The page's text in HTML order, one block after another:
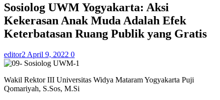
Sosiolog UWM Yogyakarta: Aksi
Kekerasan Anak Muda Adalah Efek
Keterbatasan Ruang Publik yang Gratis
editor2 April 9, 2022 0
Wakil Rektor III Universitas Widya Mataram Yogyakarta Puji
Qomariyah, S.Sos, M.Si